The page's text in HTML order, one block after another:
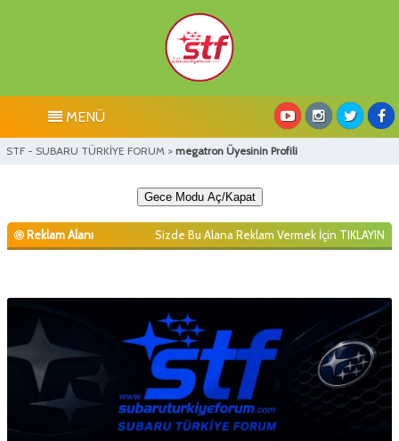
MENÜ
STF - SUBARU TÜRKİYE FORUM > megatron Üyesinin Profili
Gece Modu Aç/Kapat
Reklam Alanı Sizde Bu Alana Reklam Vermek İçin TIKLAYIN